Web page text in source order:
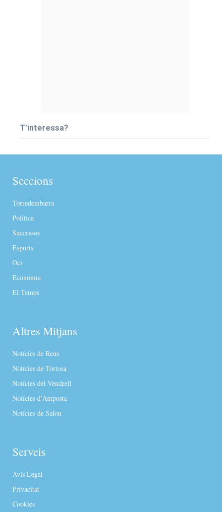
T’interessa?
Seccions
Torredembarra
Política
Successos
Esports
Oci
Economia
El Temps
Altres Mitjans
Notícies de Reus
Notícies de Tortosa
Notícies del Vendrell
Notícies d’Amposta
Notícies de Salou
Serveis
Avís Legal
Privacitat
Cookies